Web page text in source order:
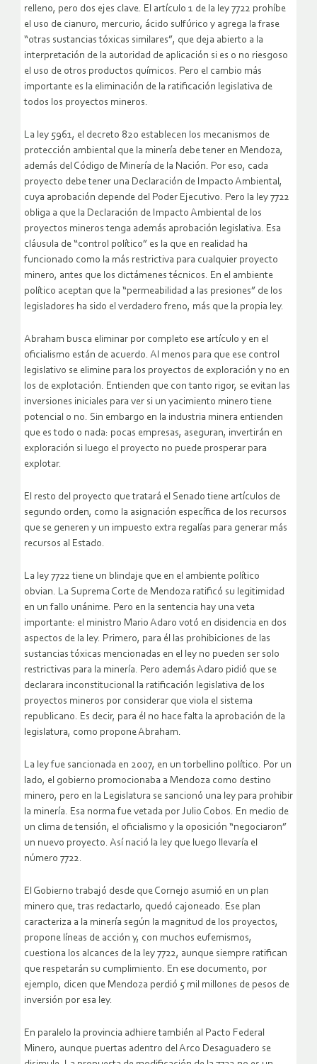
relleno, pero dos ejes clave. El artículo 1 de la ley 7722 prohíbe
el uso de cianuro, mercurio, ácido sulfúrico y agrega la frase
“otras sustancias tóxicas similares”, que deja abierto a la
interpretación de la autoridad de aplicación si es o no riesgoso
el uso de otros productos químicos. Pero el cambio más
importante es la eliminación de la ratificación legislativa de
todos los proyectos mineros.
La ley 5961, el decreto 820 establecen los mecanismos de
protección ambiental que la minería debe tener en Mendoza,
además del Código de Minería de la Nación. Por eso, cada
proyecto debe tener una Declaración de Impacto Ambiental,
cuya aprobación depende del Poder Ejecutivo. Pero la ley 7722
obliga a que la Declaración de Impacto Ambiental de los
proyectos mineros tenga además aprobación legislativa. Esa
cláusula de “control político” es la que en realidad ha
funcionado como la más restrictiva para cualquier proyecto
minero, antes que los dictámenes técnicos. En el ambiente
político aceptan que la “permeabilidad a las presiones” de los
legisladores ha sido el verdadero freno, más que la propia ley.
Abraham busca eliminar por completo ese artículo y en el
oficialismo están de acuerdo. Al menos para que ese control
legislativo se elimine para los proyectos de exploración y no en
los de explotación. Entienden que con tanto rigor, se evitan las
inversiones iniciales para ver si un yacimiento minero tiene
potencial o no. Sin embargo en la industria minera entienden
que es todo o nada: pocas empresas, aseguran, invertirán en
exploración si luego el proyecto no puede prosperar para
explotar.
El resto del proyecto que tratará el Senado tiene artículos de
segundo orden, como la asignación específica de los recursos
que se generen y un impuesto extra regalías para generar más
recursos al Estado.
La ley 7722 tiene un blindaje que en el ambiente político
obvian. La Suprema Corte de Mendoza ratificó su legitimidad
en un fallo unánime. Pero en la sentencia hay una veta
importante: el ministro Mario Adaro votó en disidencia en dos
aspectos de la ley. Primero, para él las prohibiciones de las
sustancias tóxicas mencionadas en el ley no pueden ser solo
restrictivas para la minería. Pero además Adaro pidió que se
declarara inconstitucional la ratificación legislativa de los
proyectos mineros por considerar que viola el sistema
republicano. Es decir, para él no hace falta la aprobación de la
legislatura, como propone Abraham.
La ley fue sancionada en 2007, en un torbellino político. Por un
lado, el gobierno promocionaba a Mendoza como destino
minero, pero en la Legislatura se sancionó una ley para prohibir
la minería. Esa norma fue vetada por Julio Cobos. En medio de
un clima de tensión, el oficialismo y la oposición “negociaron”
un nuevo proyecto. Así nació la ley que luego llevaría el
número 7722.
El Gobierno trabajó desde que Cornejo asumió en un plan
minero que, tras redactarlo, quedó cajoneado. Ese plan
caracteriza a la minería según la magnitud de los proyectos,
propone líneas de acción y, con muchos eufemismos,
cuestiona los alcances de la ley 7722, aunque siempre ratifican
que respetarán su cumplimiento. En ese documento, por
ejemplo, dicen que Mendoza perdió 5 mil millones de pesos de
inversión por esa ley.
En paralelo la provincia adhiere también al Pacto Federal
Minero, aunque puertas adentro del Arco Desaguadero se